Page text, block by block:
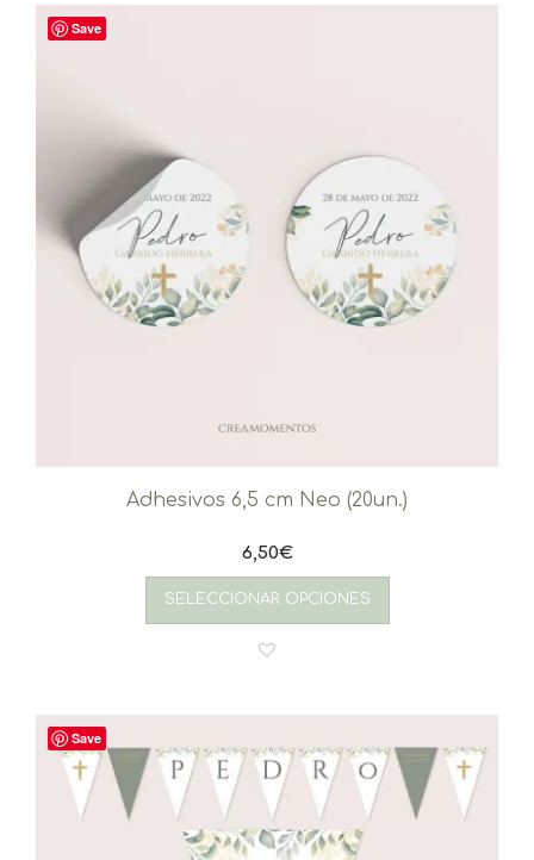
Save
Adhesivos 6,5 cm Neo (20un.)
6,50€
SELECCIONAR OPCIONES
Save